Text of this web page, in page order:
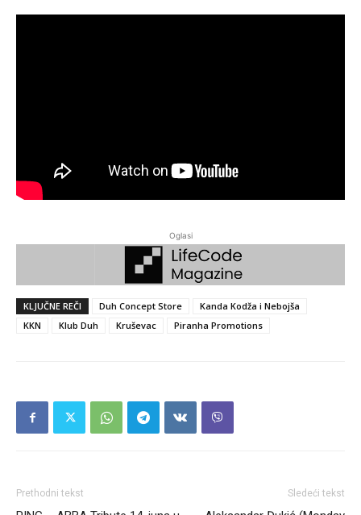
Oglasi
KLJUČNE REČI Duh Concept Store
Kanda Kodža i Nebojša
KKN
Klub Duh Kruševac Piranha Promotions
Prethodni tekst Sledeći tekst